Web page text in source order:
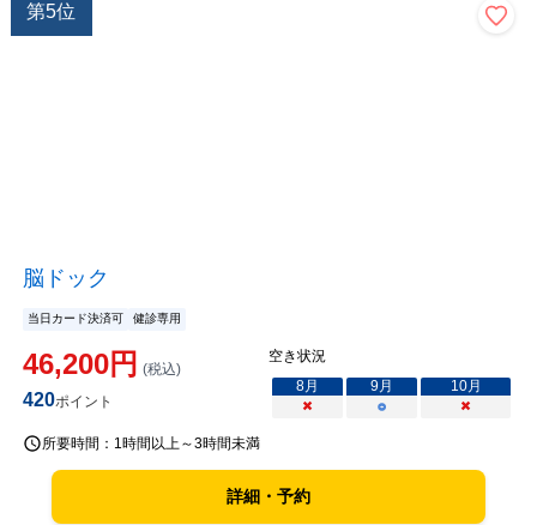
第5位
脳ドック
当日カード決済可 健診専用
46,200円 (税込)
420ポイント
空き状況
8月 9月 10月
×
○ ×
所要時間： 1時間以上～3時間未満
詳細・予約